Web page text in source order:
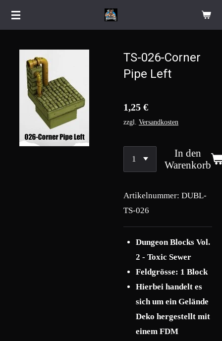
Zum
TS-026-Corner
Pipe Left
1,25 €
zzgl. Versandkosten
In den
Warenkorb
Artikelnummer: DUBL-
TS-026
Dungeon Blocks Vol.
2 - Toxic Sewer
Feldgrösse: 1 Block
Hierbei handelt es
sich um ein Gelände
Deko hergestellt mit
einem FDM